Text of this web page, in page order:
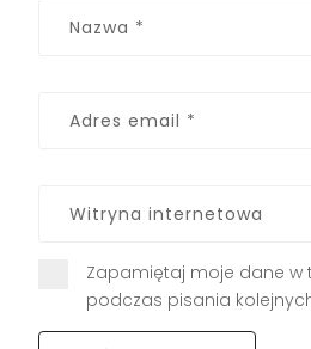
Zapamiętaj moje dane w
podczas pisania